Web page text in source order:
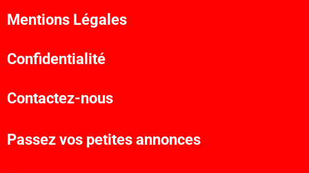
Mentions Légales
Confidentialité
Contactez-nous
Passez vos petites annonces